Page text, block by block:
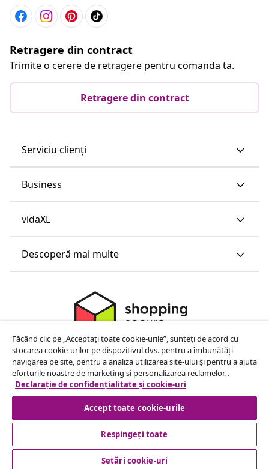
Retragere din contract
Trimite o cerere de retragere pentru comanda ta.
Retragere din contract
Serviciu clienți
Business
vidaXL
Descoperă mai multe
© 2008-2026 vidaXL www.vidaxl.ro este pagina de internet a
vidaXL Marketplace Europe B.V.
Făcând clic pe „Acceptați toate cookie-urile”, sunteți de acord cu
stocarea cookie-urilor pe dispozitivul dvs. pentru a îmbunătăți
navigarea pe site, pentru a analiza utilizarea site-ului și pentru a ajuta
eforturile noastre de marketing si personalizarea reclamelor. .
Declarație de confidențialitate și cookie-uri
Accept toate cookie-urile
Respingeți toate
Setări cookie-uri